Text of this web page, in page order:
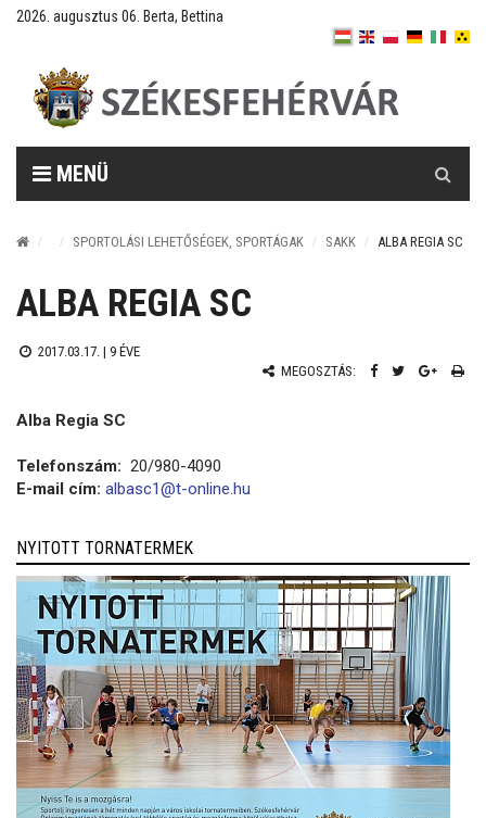
2026. augusztus 06. Berta, Bettina
MENÜ
SPORTOLÁSI LEHETŐSÉGEK, SPORTÁGAK SAKK ALBA REGIA SC
ALBA REGIA SC
2017.03.17. | 9 ÉVE
MEGOSZTÁS:
Alba Regia SC
Telefonszám: 20/980-4090
E-mail cím: albasc1@t-online.hu
NYITOTT TORNATERMEK